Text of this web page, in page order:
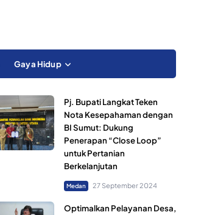
Gaya Hidup
Pj. Bupati Langkat Teken
Nota Kesepahaman dengan
BI Sumut: Dukung
Penerapan “Close Loop”
untuk Pertanian
Berkelanjutan
Medan 27 September 2024
Optimalkan Pelayanan Desa,